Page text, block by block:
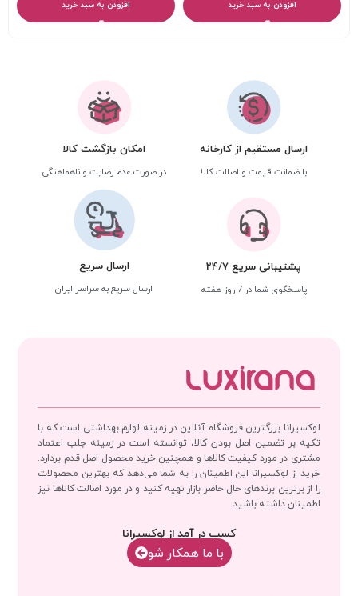
افزودن به سبد خرید افزودن به سبد خرید
ارسال مستقیم از کارخانه
با ضمانت قیمت و اصالت کالا
امکان بازگشت کالا
در صورت عدم رضایت و ناهماهنگی
پشتیبانی سریع 24/7
پاسخگوی شما در 7 روز هفته
ارسال سریع
ارسال سریع به سراسر ایران
لوکسیرانا بزرگترین فروشگاه آنلاین در زمینه لوازم بهداشتی است که با
تکیه بر تضمین اصل بودن کالا، توانسته است در زمینه جلب اعتماد
مشتری در مورد کیفیت کالاها و همچنین خرید محصول اصل قدم بردارد.
خرید از لوکسیرانا این اطمینان را به شما می‌دهد که بهترین محصولات
را از برترین برندهای حال حاضر بازار تهیه کنید و در مورد اصالت کالاها نیز
اطمینان داشته باشید.
کسب در آمد از لوکسیرانا
با‌‌ ما همکار شو